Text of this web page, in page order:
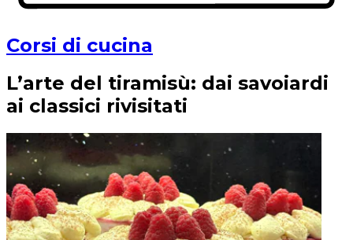
Corsi di cucina
L’arte del tiramisù: dai savoiardi
ai classici rivisitati